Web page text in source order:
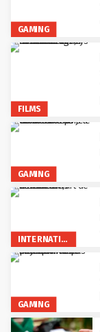
GAMING
FILMS
GAMING
INTERNATIONAL
GAMING